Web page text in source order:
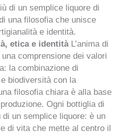
di un semplice liquore di
una filosofia che unisce
e identità.
etica e identitàL’anima di
comprensione dei valori
la combinazione di
biodiversità con la
filosofia chiara è alla base
Ogni bottiglia di
un semplice liquore: è un
di vita che mette al centro il